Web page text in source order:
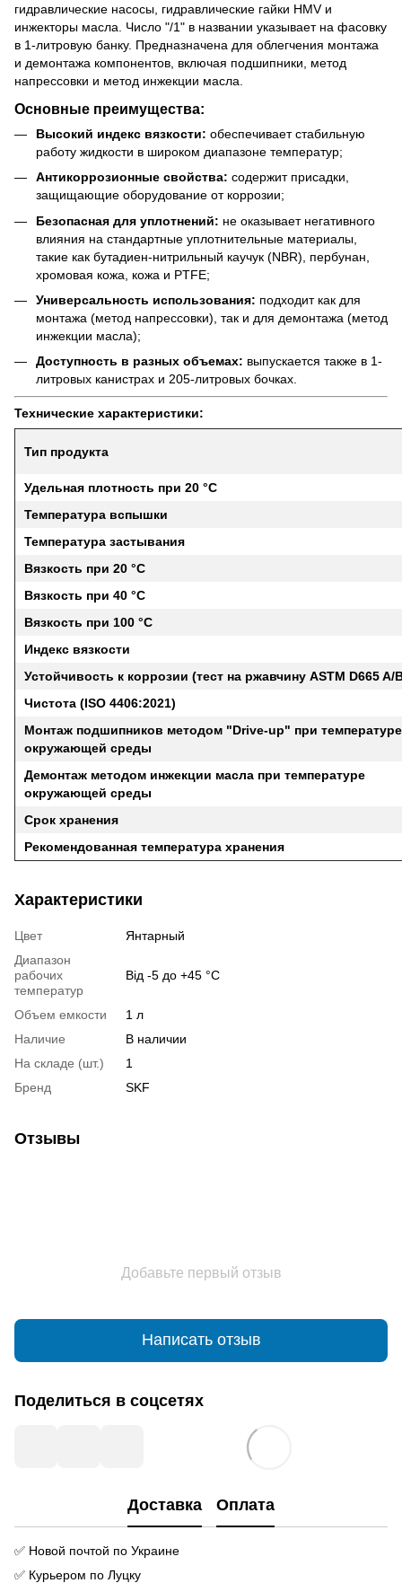
гидравлические насосы, гидравлические гайки HMV и
инжекторы масла. Число "/1" в названии указывает на фасовку
в 1-литровую банку. Предназначена для облегчения монтажа
и демонтажа компонентов, включая подшипники, метод
напрессовки и метод инжекции масла.
Основные преимущества:
Высокий индекс вязкости: обеспечивает стабильную
работу жидкости в широком диапазоне температур;
Антикоррозионные свойства: содержит присадки,
защищающие оборудование от коррозии;
Безопасная для уплотнений: не оказывает негативного
влияния на стандартные уплотнительные материалы,
такие как бутадиен-нитрильный каучук (NBR), пербунан,
хромовая кожа, кожа и PTFE;
Универсальность использования: подходит как для
монтажа (метод напрессовки), так и для демонтажа (метод
инжекции масла);
Доступность в разных объемах: выпускается также в 1-
литровых канистрах и 205-литровых бочках.
Технические характеристики:
Тип продукта
Удельная плотность при 20 °C
Температура вспышки
Температура застывания
Вязкость при 20 °C
Вязкость при 40 °C
Вязкость при 100 °C
Индекс вязкости
Устойчивость к коррозии (тест на ржавчину ASTM D665 A/
Чистота (ISO 4406:2021)
Монтаж подшипников методом "Drive-up" при температуре
окружающей среды
Демонтаж методом инжекции масла при температуре
окружающей среды
Срок хранения
Рекомендованная температура хранения
Характеристики
Цвет
Янтарный
Диапазон
рабочих
температур
Від -5 до +45 °C
Объем емкости
1 л
Наличие
В наличии
На складе (шт.)
1
Бренд
SKF
Отзывы
Добавьте первый отзыв
Написать отзыв
Поделиться в соцсетях
Доставка Оплата
✅ Новой почтой по Украине
✅ Курьером по Луцку